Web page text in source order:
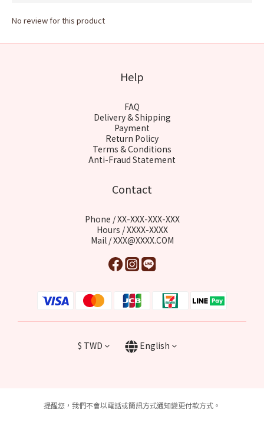
No review for this product
Help
FAQ
Delivery & Shipping
Payment
Return Policy
Terms & Conditions
Anti-Fraud Statement
Contact
Phone / XX-XXX-XXX-XXX
Hours / XXXX-XXXX
Mail / XXX@XXXX.COM
$ TWD English
提醒您，我們不會以電話或簡訊方式通知變更付款方式。